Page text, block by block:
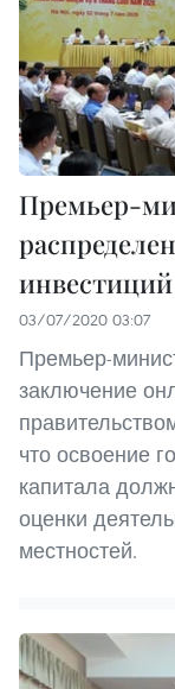
Премьер-
инвестиций
03/07/2020 03:07
Премьер-
заключение
что освоение
капитала
оценки
местностей.